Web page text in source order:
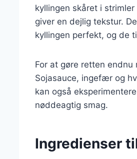
kyllingen skåret i
giver en dejlig tekstur.
kyllingen perfekt, og de
For at gøre retten
Sojasauce, ingefær og
kan også
nøddeagtig smag.
Ingredienser